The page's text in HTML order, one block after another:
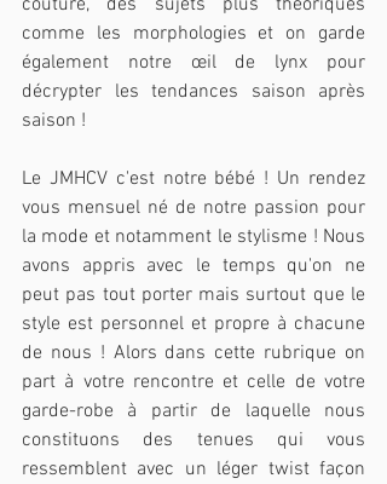
comme les morphologies et on garde
également notre œil de lynx pour
décrypter les tendances saison après
saison !
Le JMHCV c'est notre bébé ! Un rendez
vous mensuel né de notre passion pour
la mode et notamment le stylisme ! Nous
avons appris avec le temps qu'on ne
peut pas tout porter mais surtout que le
style est personnel et propre à chacune
de nous ! Alors dans cette rubrique on
part à votre rencontre et celle de votre
garde-robe à partir de laquelle nous
constituons des tenues qui vous
ressemblent avec un léger twist façon